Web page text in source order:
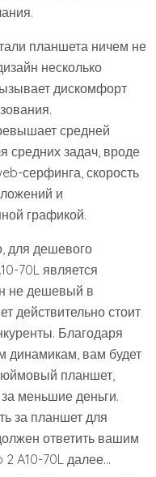
планшета ничем не
несколько
дискомфорт
средней
средних задач, вроде
серфинга, скорость
и
графикой.
для дешевого
70L является
не дешевый в
действительно стоит
Благодаря
динамикам, вам будет
планшет,
меньшие деньги.
за планшет для
ответить вашим
2 A10-70L далее…